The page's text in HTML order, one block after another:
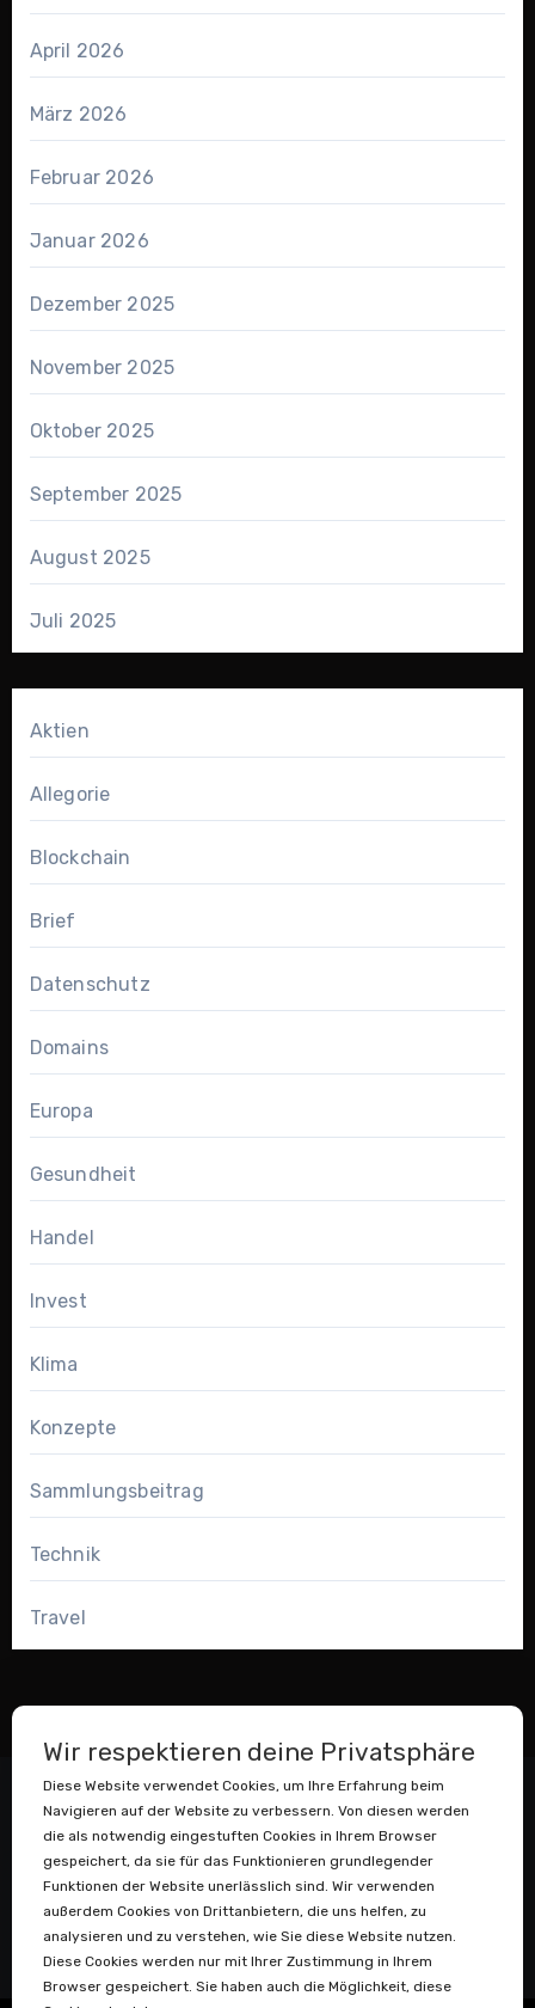
April 2026
März 2026
Februar 2026
Januar 2026
Dezember 2025
November 2025
Oktober 2025
September 2025
August 2025
Juli 2025
Aktien
Allegorie
Blockchain
Brief
Datenschutz
Domains
Europa
Gesundheit
Handel
Invest
Klima
Konzepte
Sammlungsbeitrag
Technik
Travel
Datenstaubsauger
Wir respektieren deine Privatsphäre
Diese Website verwendet Cookies, um Ihre Erfahrung beim
Navigieren auf der Website zu verbessern. Von diesen werden
die als notwendig eingestuften Cookies in Ihrem Browser
gespeichert, da sie für das Funktionieren grundlegender
Funktionen der Website unerlässlich sind. Wir verwenden
außerdem Cookies von Drittanbietern, die uns helfen, zu
analysieren und zu verstehen, wie Sie diese Website nutzen.
Diese Cookies werden nur mit Ihrer Zustimmung in Ihrem
Browser gespeichert. Sie haben auch die Möglichkeit, diese